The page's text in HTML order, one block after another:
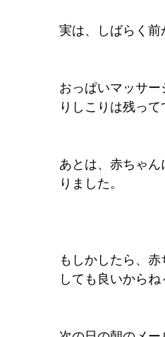
実は、しばらく前
おっぱいマッサ
りしこりは残って
あとは、赤ちゃ
りました。
もしかしたら、
しても良いからね